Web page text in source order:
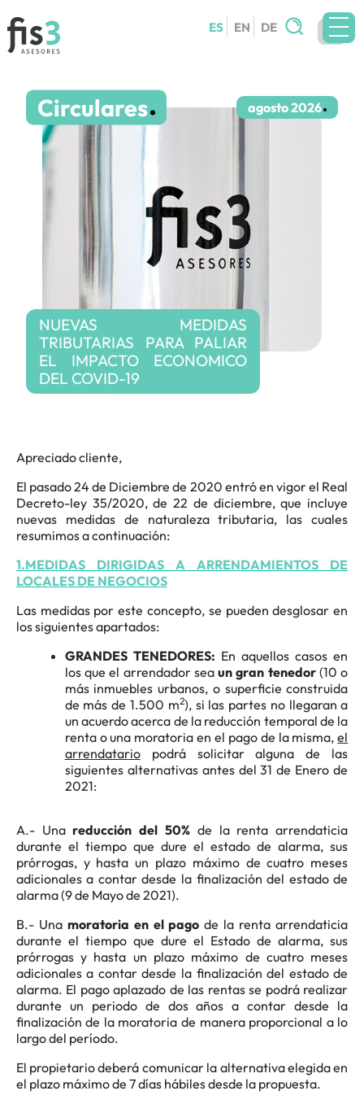
ES EN DE
Buscar:
SERVICIOS
CIRCULARES
TRABAJA CON NOSOTROS
Circulares agosto 2026
NUEVAS MEDIDAS
TRIBUTARIAS PARA PALIAR
EL IMPACTO ECONOMICO
DEL COVID-19
Apreciado cliente,
El pasado 24 de Diciembre de 2020 entró en vigor el Real
Decreto-ley 35/2020, de 22 de diciembre, que incluye
nuevas medidas de naturaleza tributaria, las cuales
resumimos a continuación:
1.MEDIDAS DIRIGIDAS A ARRENDAMIENTOS DE
LOCALES DE NEGOCIOS
Las medidas por este concepto, se pueden desglosar en
los siguientes apartados:
GRANDES TENEDORES: En aquellos casos en
los que el arrendador seaun gran tenedor(10 o
más inmuebles urbanos, o superficie construida
de más de 1.500 m2), si las partes no llegaran a
un acuerdo acerca de la reducción temporal de la
renta o una moratoria en el pago de la misma,el
arrendatariopodrá solicitar alguna de las
siguientes alternativas antes del 31 de Enero de
2021:
A.- Unareducción del 50% de la renta arrendaticia
durante el tiempo que dure el estado de alarma, sus
prórrogas, y hasta un plazo máximo de cuatro meses
adicionales a contar desde la finalización del estado de
alarma (9 de Mayo de 2021).
B.- Una moratoria en el pago de la renta arrendaticia
durante el tiempo que dure el Estado de alarma, sus
prórrogas y hasta un plazo máximo de cuatro meses
adicionales a contar desde la finalización del estado de
alarma. El pago aplazado de las rentas se podrá realizar
durante un periodo de dos años a contar desde la
finalización de la moratoria de manera proporcional a lo
largo del período.
El propietario deberá comunicar la alternativa elegida en
el plazo máximo de 7 días hábiles desde la propuesta.